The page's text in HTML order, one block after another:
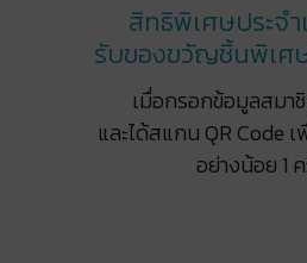
สิทธิพิเศษประจำ
รับของขวัญชิ้นพิเศ
เมื่อกรอกข้อมูลสมา
และได้สแกน QR Code
อย่างน้อย 1